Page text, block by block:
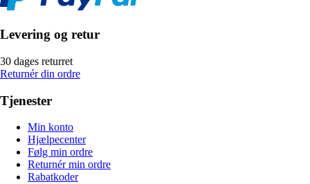
Levering og retur
30 dages returret
Returnér din ordre
Tjenester
Min konto
Hjælpecenter
Følg min ordre
Returnér min ordre
Rabatkoder